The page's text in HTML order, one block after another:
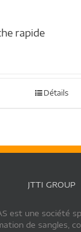
rapide
Détails
JTTI GROUP
est une société
de sangles,